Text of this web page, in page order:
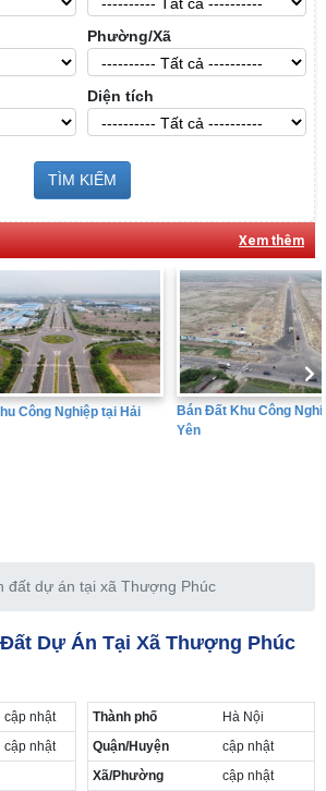
Phường/Xã
Diện tích
TÌM KIẾM
Xem thêm
tại Hải
Bán Đất Khu Công Nghiệp tại Hưng
đất dự án tại xã Thượng Phúc
Dự Án Tại Xã Thượng Phúc
cập nhật
cập nhật
Thành phố
Hà Nội
Quận/Huyện
cập nhật
Xã/Phường
cập nhật